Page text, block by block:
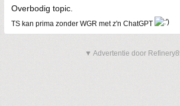
Overbodig topic.
TS kan prima zonder WGR met z'n ChatGPT
▼ Advertentie door